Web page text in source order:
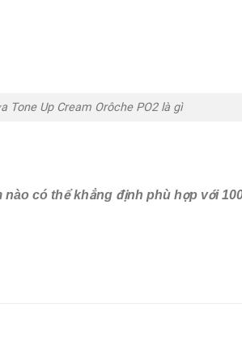
Tone Up Cream Orôche PO2 là gì
có thể khẳng định phù hợp với